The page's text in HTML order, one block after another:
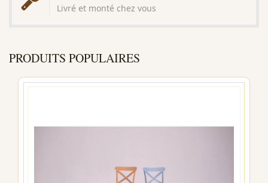
Livré et monté chez vous
PRODUITS POPULAIRES